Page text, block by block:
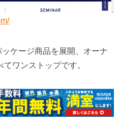
ケージ商品を展開、オーナ
ワンストップです。